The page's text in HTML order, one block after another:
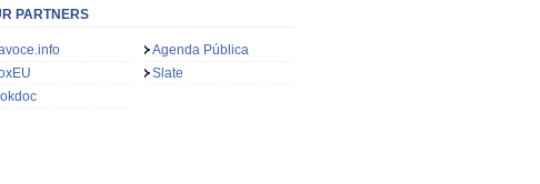
PARTNERS
Agenda Pública
Slate